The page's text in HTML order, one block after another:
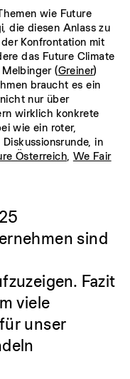
wie Future
die diesen Anlass zu
Konfrontation mit
das Future Climate
(Greiner)
braucht es ein
nur über
wirklich konkrete
wie ein roter,
in
Österreich, We Fair
25
sind
Fazit
viele
fürunser